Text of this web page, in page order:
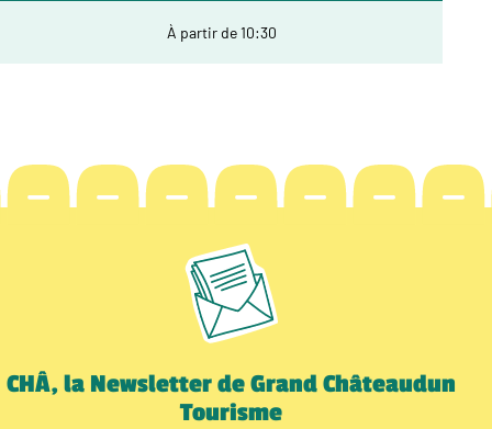
À partir de 10:30
CHÂ, la Newsletter de Grand Châteaudun
Tourisme